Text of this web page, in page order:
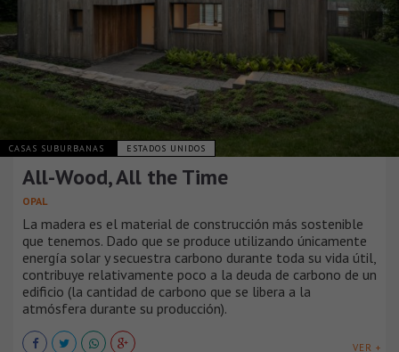
CASAS SUBURBANAS ESTADOS UNIDOS
All-Wood, All the Time
OPAL
La madera es el material de construcción más sostenible
que tenemos. Dado que se produce utilizando únicamente
energía solar y secuestra carbono durante toda su vida útil,
contribuye relativamente poco a la deuda de carbono de un
edificio (la cantidad de carbono que se libera a la
atmósfera durante su producción).
VER +